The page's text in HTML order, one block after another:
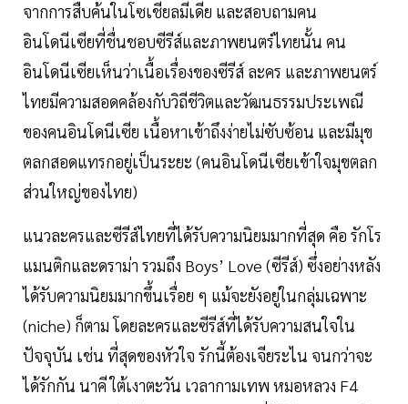
จากการสืบค้นในโซเชียลมีเดีย และสอบถามคน
อินโดนีเซียที่ชื่นชอบซีรีส์และภาพยนตร์ไทยนั้น คน
อินโดนีเซียเห็นว่าเนื้อเรื่องของซีรีส์ ละคร และภาพยนตร์
ไทยมีความสอดคล้องกับวิถีชีวิตและวัฒนธรรมประเพณี
ของคนอินโดนีเซีย เนื้อหาเข้าถึงง่ายไม่ซับซ้อน และมีมุข
ตลกสอดแทรกอยู่เป็นระยะ (คนอินโดนีเซียเข้าใจมุขตลก
ส่วนใหญ่ของไทย)
แนวละครและซีรีส์ไทยที่ได้รับความนิยมมากที่สุด คือ รักโร
แมนติกและดราม่า รวมถึง Boys’ Love (ซีรีส์) ซึ่งอย่างหลัง
ได้รับความนิยมมากขึ้นเรื่อย ๆ แม้จะยังอยู่ในกลุ่มเฉพาะ
(niche) ก็ตาม โดยละครและซีรีส์ที่ได้รับความสนใจใน
ปัจจุบัน เช่น ที่สุดของหัวใจ รักนี้ต้องเจียระไน จนกว่าจะ
ได้รักกัน นาคี ใต้เงาตะวัน เวลากามเทพ หมอหลวง F4